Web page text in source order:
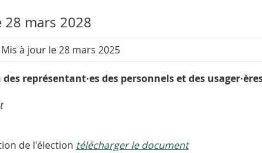
28 mars 2028
Mis à jour le 28 mars 2025
des représentant·es des personnels et des
t
de l'élection télécharger le document